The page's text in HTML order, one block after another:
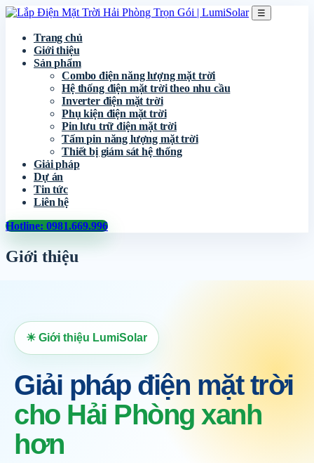
☰
Trang chủ
Giới thiệu
Sản phẩm
Combo điện năng lượng mặt trời
Hệ thống điện mặt trời theo nhu cầu
Inverter điện mặt trời
Phụ kiện điện mặt trời
Pin lưu trữ điện mặt trời
Tấm pin năng lượng mặt trời
Thiết bị giám sát hệ thống
Giải pháp
Dự án
Tin tức
Liên hệ
Hotline: 0981.669.996
Giới thiệu
☀ Giới thiệu LumiSolar
Giải pháp điện mặt trời
cho Hải Phòng xanh
hơn